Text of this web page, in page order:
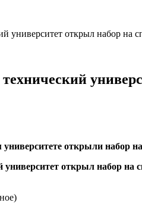
университет открыл набор на
университете открыли